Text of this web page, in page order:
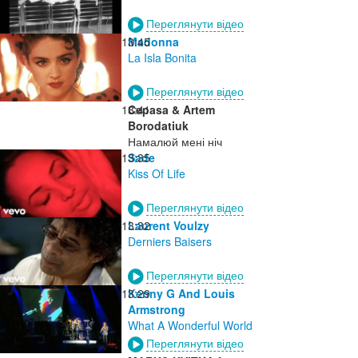
Переглянути відео
13:45
Madonna
La Isla Bonita
Переглянути відео
13:41
Cepasa & Artem
Borodatiuk
Намалюй мені ніч
13:35
Sade
Kiss Of Life
Переглянути відео
13:32
Laurent Voulzy
Derniers Baisers
Переглянути відео
13:29
Kenny G And Louis
Armstrong
What A Wonderful World
Переглянути відео